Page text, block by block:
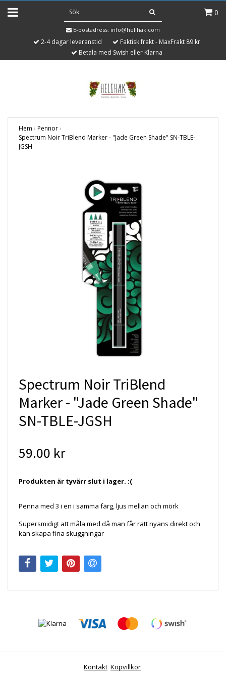
0
E-postadress: info@helihak.com
2-4 dagar leveranstid
Faktisk frakt - MaxFrakt 89 kr
Betala med Swish eller Klarna
Hem › Pennor›
Spectrum Noir TriBlend Marker - "Jade Green Shade" SN-TBLE-
JGSH
Spectrum Noir TriBlend
Marker - "Jade Green Shade"
SN-TBLE-JGSH
59.00 kr
Produkten är tyvärr slut i lager. :(
Penna med 3 i en i samma färg, ljus mellan och mörk
Supersmidigt att måla med då man får rätt nyans direkt och
kan skapa fina skuggningar
Kontakt Köpvillkor